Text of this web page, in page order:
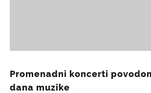
Promenadni koncerti
dana muzike